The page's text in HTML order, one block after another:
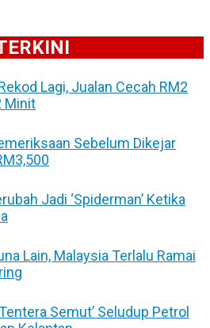
Lagi, Jualan Cecah RM2
Minit
Sebelum Dikejar
Jadi ‘Spiderman’ Ketika
Lain, Malaysia Terlalu Ramai
Semut’ Seludup Petrol